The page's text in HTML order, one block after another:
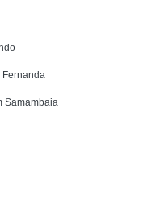
Fernanda
Samambaia